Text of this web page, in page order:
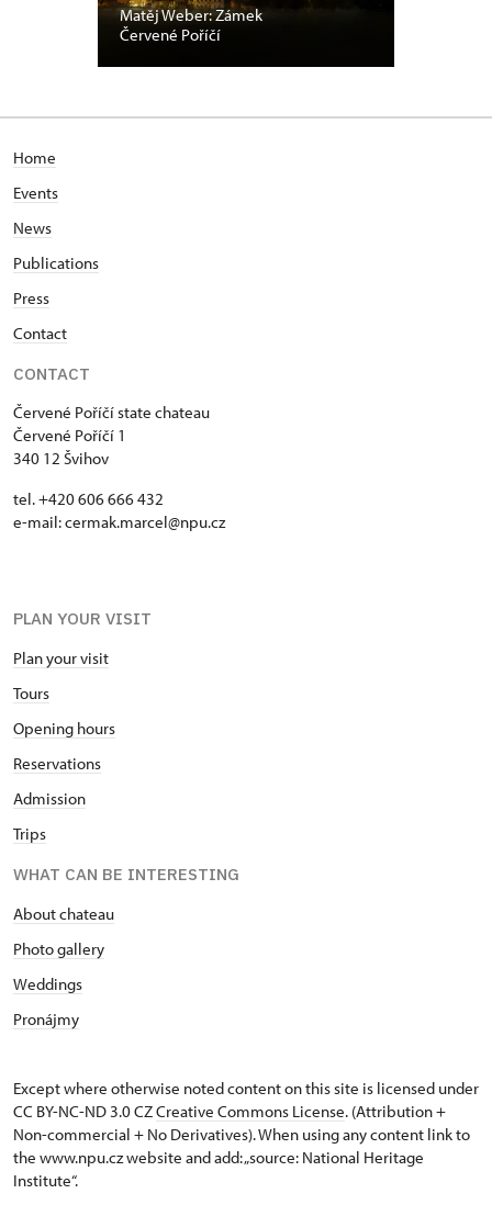
Matěj Weber: Zámek
Červené Poříčí
Home
Events
News
Publications
Press
Contact
CONTACT
Červené Poříčí state chateau
Červené Poříčí 1
340 12 Švihov
tel. +420 606 666 432
e-mail: cermak.marcel@npu.cz
PLAN YOUR VISIT
Plan your visit
Tours
Opening hours
Reservations
Admission
Trips
WHAT CAN BE INTERESTING
About chateau
Photo gallery
Weddings
Pronájmy
Except where otherwise noted content on this site is licensed under
CC BY-NC-ND 3.0 CZCreative Commons License. (Attribution +
Non-commercial + No Derivatives). When using any content link to
the www.npu.cz website and add: „source: National Heritage
Institute“.